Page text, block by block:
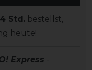
Std. bestellst,
heute!
Express -